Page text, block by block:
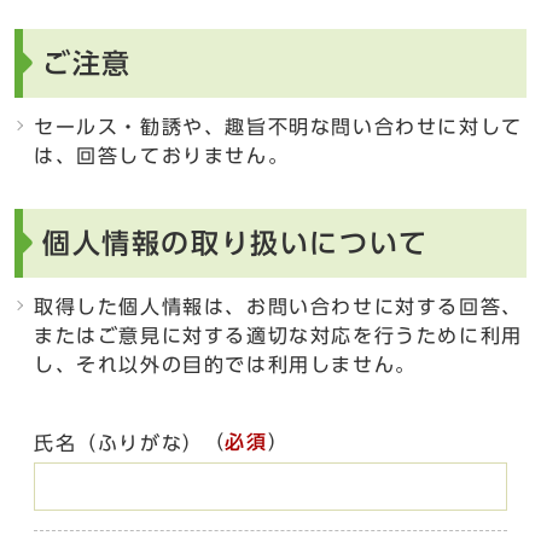
ご注意
セールス・勧誘や、趣旨不明な問い合わせに対して
は、回答しておりません。
個人情報の取り扱いについて
取得した個人情報は、お問い合わせに対する回答、
またはご意見に対する適切な対応を行うために利用
し、それ以外の目的では利用しません。
氏名（ふりがな） （必須）